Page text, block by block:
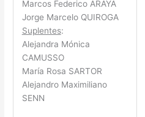
Marcos Federico ARAYA
Jorge Marcelo QUIROGA
Suplentes:
Alejandra Mónica
CAMUSSO
María Rosa SARTOR
Alejandro Maximiliano
SENN